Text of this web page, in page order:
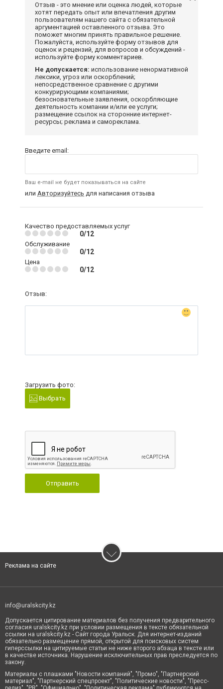
Отзыв - это мнение или оценка людей, которые
хотят передать опыт или впечатления другим
пользователям нашего сайта с обязательной
аргументацией оставленного отзыва. Это
поможет многим принять правильное решение.
Пожалуйста, используйте форму отзывов для
оценок и рецензий, для вопросов и обсуждений -
используйте форму комментариев.
Не допускается: использование ненормативной
лексики, угроз или оскорблений;
непосредственное сравнение с другими
конкурирующими компаниями;
безосновательные заявления, оскорбляющие
деятельность компании и/или ее услуги;
размещение ссылок на сторонние интернет-
ресурсы; реклама и самореклама.
Введите email:
Ваш e-mail не будет показываться на сайте
или Авторизуйтесь для написания отзыва
Качество предоставляемых услуг
0/12
Обслуживание
0/12
Цена
0/12
Отзыв:
Загрузить фото:
Выбрать
Отправить
Реклама на сайте
info@uralskcity.kz
Допускается цитирование материалов без получения предварительного
согласия uralskcity.kz при условии размещения в тексте обязательной
ссылки на uralskcity.kz - Сайт города Уральск. Для интернет-изданий
обязательно размещение прямой, открытой для поисковых систем
гиперссылки на цитируемые статьи не ниже второго абзаца в тексте или
в качестве источника. Нарушение исключительных прав преследуется по
закону.
Материалы с плашками "Новости компаний", "Промо", "Партнерский
материал", "Партнерский спецпроект", "Политические новости", "Пресс-